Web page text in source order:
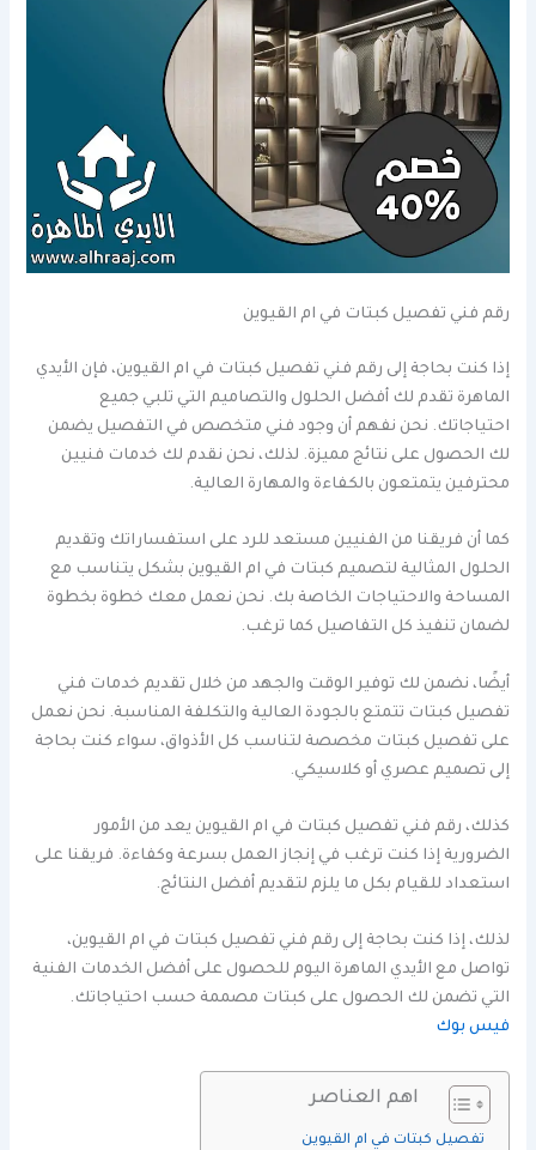
رقم فني تفصيل كبتات في ام القيوين
إذا كنت بحاجة إلى رقم فني تفصيل كبتات في ام القيوين، فإن الأيدي
الماهرة تقدم لك أفضل الحلول والتصاميم التي تلبي جميع
احتياجاتك. نحن نفهم أن وجود فني متخصص في التفصيل يضمن
لك الحصول على نتائج مميزة. لذلك، نحن نقدم لك خدمات فنيين
محترفين يتمتعون بالكفاءة والمهارة العالية.
كما أن فريقنا من الفنيين مستعد للرد على استفساراتك وتقديم
الحلول المثالية لتصميم كبتات في ام القيوين بشكل يتناسب مع
المساحة والاحتياجات الخاصة بك. نحن نعمل معك خطوة بخطوة
لضمان تنفيذ كل التفاصيل كما ترغب.
أيضًا، نضمن لك توفير الوقت والجهد من خلال تقديم خدمات فني
تفصيل كبتات تتمتع بالجودة العالية والتكلفة المناسبة. نحن نعمل
على تفصيل كبتات مخصصة لتناسب كل الأذواق، سواء كنت بحاجة
إلى تصميم عصري أو كلاسيكي.
كذلك، رقم فني تفصيل كبتات في ام القيوين يعد من الأمور
الضرورية إذا كنت ترغب في إنجاز العمل بسرعة وكفاءة. فريقنا على
استعداد للقيام بكل ما يلزم لتقديم أفضل النتائج.
لذلك، إذا كنت بحاجة إلى رقم فني تفصيل كبتات في ام القيوين،
تواصل مع الأيدي الماهرة اليوم للحصول على أفضل الخدمات الفنية
التي تضمن لك الحصول على كبتات مصممة حسب احتياجاتك.
فيس بوك
اهم العناصر
تفصيل كبتات في ام القيوين